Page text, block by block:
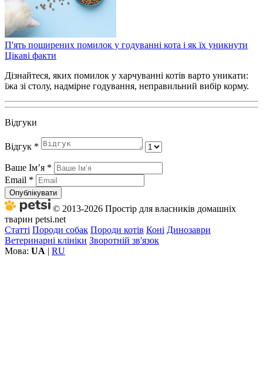
П'ять поширених помилок у годуванні кота і як їх уникнути
Цікаві факти
Дізнайтеся, яких помилок у харчуванні котів варто уникати:
їжа зі столу, надмірне годування, неправильний вибір корму.
Відгуки
Відгук *
Ваше Імʼя *
Email *
Опублікувати
© 2013-2026 Простір для власників домашніх
тварин petsi.net
Статті Породи собак Породи котів Коні Динозаври
Ветеринарні клініки Зворотній зв'язок
Мова: UA | RU